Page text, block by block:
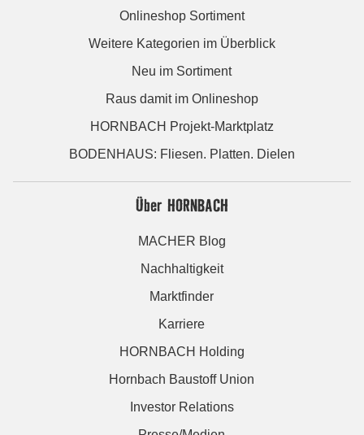
Onlineshop Sortiment
Weitere Kategorien im Überblick
Neu im Sortiment
Raus damit im Onlineshop
HORNBACH Projekt-Marktplatz
BODENHAUS: Fliesen. Platten. Dielen
Über HORNBACH
MACHER Blog
Nachhaltigkeit
Marktfinder
Karriere
HORNBACH Holding
Hornbach Baustoff Union
Investor Relations